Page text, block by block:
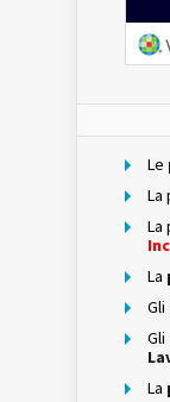
Le
La
La
La
Gli
Gli
La